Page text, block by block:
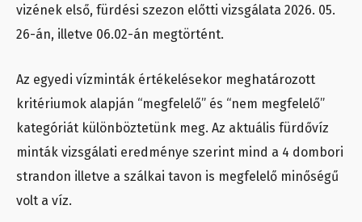
vizének első, fürdési szezon előtti vizsgálata 2026. 05.
26-án, illetve 06.02-án megtörtént.
Az egyedi vízminták értékelésekor meghatározott
kritériumok alapján “megfelelő” és “nem megfelelő”
kategóriát különböztetünk meg. Az aktuális fürdővíz
minták vizsgálati eredménye szerint mind a 4 dombori
strandon illetve a szálkai tavon is megfelelő minőségű
volt a víz.